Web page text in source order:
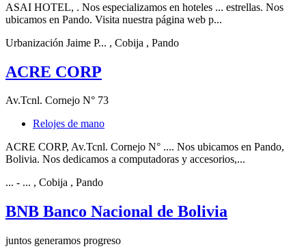
ASAI HOTEL, . Nos especializamos en hoteles ... estrellas. Nos
ubicamos en Pando. Visita nuestra página web p...
Urbanización Jaime P... , Cobija , Pando
ACRE CORP
Av.Tcnl. Cornejo N° 73
Relojes de mano
ACRE CORP, Av.Tcnl. Cornejo N° .... Nos ubicamos en Pando,
Bolivia. Nos dedicamos a computadoras y accesorios,...
... - ... , Cobija , Pando
BNB Banco Nacional de Bolivia
juntos generamos progreso